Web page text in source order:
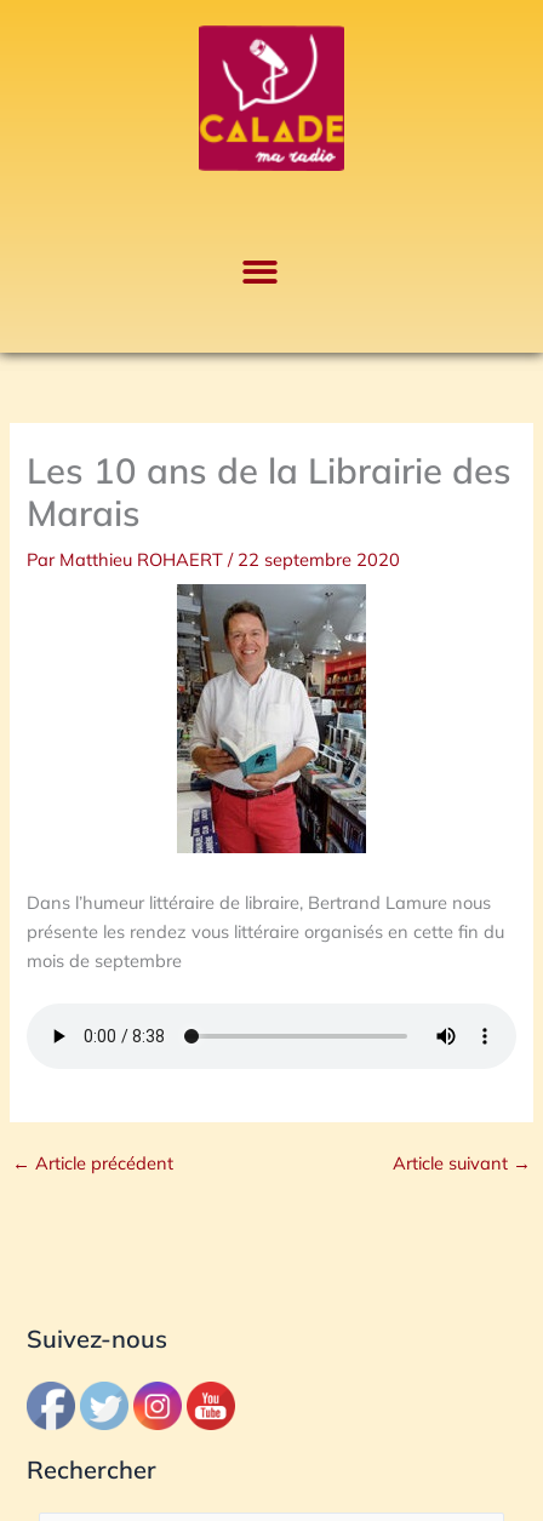
Les 10 ans de la Librairie des
Marais
Par Matthieu ROHAERT/ 22 septembre 2020
Dans l’humeur littéraire de libraire, Bertrand Lamure nous
présente les rendez vous littéraire organisés en cette fin du
mois de septembre
← Article précédent Article suivant →
Suivez-nous
Rechercher